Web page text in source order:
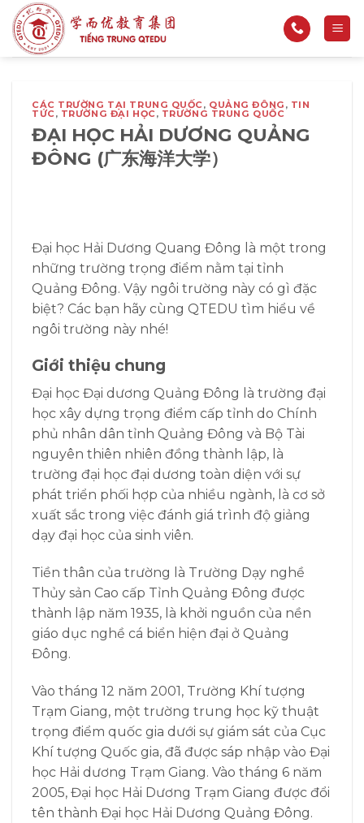
qua
nội
CÁC TRƯỜNG TẠI TRUNG QUỐC, QUẢNG ĐÔNG , TIN
TỨC, TRƯỜNG ĐẠI HỌC, TRƯỜNG TRUNG QUỐC
ĐẠI HỌC HẢI DƯƠNG QUẢNG
ĐÔNG (广东海洋大学）
Đại học Hải Dương Quang Đông là một trong
những trường trọng điểm nằm tại tỉnh
Quảng Đông. Vậy ngôi trường này có gì đặc
biệt? Các bạn hãy cùng QTEDU tìm hiểu về
ngôi trường này nhé!
Giới thiệu chung
Đại học Đại dương Quảng Đông là trường đại
học xây dựng trọng điểm cấp tỉnh do Chính
phủ nhân dân tỉnh Quảng Đông và Bộ Tài
nguyên thiên nhiên đồng thành lập, là
trường đại học đại dương toàn diện với sự
phát triển phối hợp của nhiều ngành, là cơ sở
xuất sắc trong việc đánh giá trình độ giảng
dạy đại học của sinh viên.
Tiền thân của trường là Trường Dạy nghề
Thủy sản Cao cấp Tỉnh Quảng Đông được
thành lập năm 1935, là khởi nguồn của nền
giáo dục nghề cá biển hiện đại ở Quảng
Đông.
Vào tháng 12 năm 2001, Trường Khí tượng
Trạm Giang, một trường trung học kỹ thuật
trọng điểm quốc gia dưới sự giám sát của Cục
Khí tượng Quốc gia, đã được sáp nhập vào Đại
học Hải dương Trạm Giang. Vào tháng 6 năm
2005, Đại học Hải Dương Trạm Giang được đổi
tên thành Đại học Hải Dương Quảng Đông.